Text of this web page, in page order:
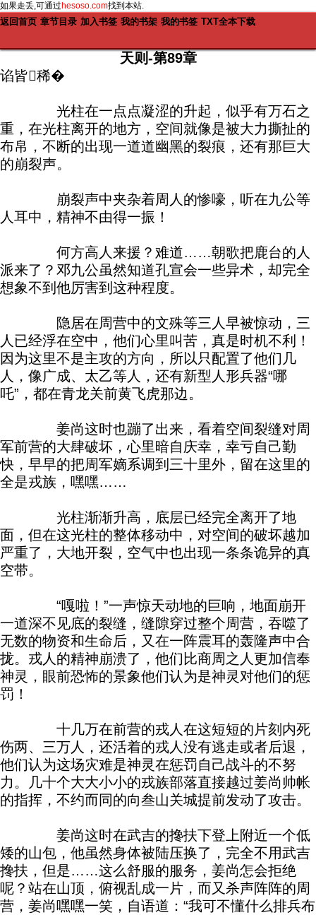
如果走丢,可通过hesoso.com找到本站.
返回首页 章节目录 加入书签 我的书架 我的书签 TXT全本下载
天则-第89章
谄皆稀�
光柱在一点点凝涩的升起，似乎有万石之
重，在光柱离开的地方，空间就像是被大力撕扯的
布帛，不断的出现一道道幽黑的裂痕，还有那巨大
的崩裂声。
崩裂声中夹杂着周人的惨嚎，听在九公等
人耳中，精神不由得一振！
何方高人来援？难道……朝歌把鹿台的人
派来了？邓九公虽然知道孔宣会一些异术，却完全
想象不到他厉害到这种程度。
隐居在周营中的文殊等三人早被惊动，三
人已经浮在空中，他们心里叫苦，真是时机不利！
因为这里不是主攻的方向，所以只配置了他们几
人，像广成、太乙等人，还有新型人形兵器“哪
吒”，都在青龙关前黄飞虎那边。
姜尚这时也蹦了出来，看着空间裂缝对周
军前营的大肆破坏，心里暗自庆幸，幸亏自己勤
快，早早的把周军嫡系调到三十里外，留在这里的
全是戎族，嘿嘿……
光柱渐渐升高，底层已经完全离开了地
面，但在这光柱的整体移动中，对空间的破坏越加
严重了，大地开裂，空气中也出现一条条诡异的真
空带。
“嘎啦！”一声惊天动地的巨响，地面崩开
一道深不见底的裂缝，缝隙穿过整个周营，吞噬了
无数的物资和生命后，又在一阵震耳的轰隆声中合
拢。戎人的精神崩溃了，他们比商周之人更加信奉
神灵，眼前恐怖的景象他们认为是神灵对他们的惩
罚！
十几万在前营的戎人在这短短的片刻内死
伤两、三万人，还活着的戎人没有逃走或者后退，
他们认为这场灾难是神灵在惩罚自己战斗的不努
力。几十个大大小小的戎族部落直接越过姜尚帅帐
的指挥，不约而同的向叁山关城提前发动了攻击。
姜尚这时在武吉的搀扶下登上附近一个低
矮的山包，他虽然身体被陆压换了，完全不用武吉
搀扶，但是……这么舒服的服务，姜尚怎会拒绝
呢？站在山顶，俯视乱成一片，而又杀声阵阵的周
营，姜尚嘿嘿一笑，自语道：“我可不懂什么排兵布